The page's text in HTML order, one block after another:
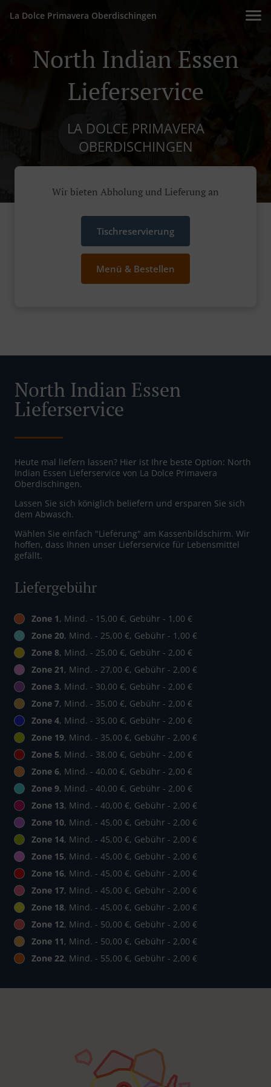
La Dolce Primavera Oberdischingen
North Indian Essen
Lieferservice
LA DOLCE PRIMAVERA
OBERDISCHINGEN
Wir bieten Abholung und Lieferung an
Tischreservierung
Menü & Bestellen
North Indian Essen
Lieferservice
Heute mal liefern lassen? Hier ist Ihre beste Option: North
Indian Essen Lieferservice von La Dolce Primavera
Oberdischingen.
Lassen Sie sich königlich beliefern und ersparen Sie sich
dem Abwasch.
Wählen Sie einfach "Lieferung" am Kassenbildschirm. Wir
hoffen, dass Ihnen unser Lieferservice für Lebensmittel
gefällt.
Liefergebühr
Zone 1, Mind. - 15,00 €, Gebühr - 1,00 €
Zone 20, Mind. - 25,00 €, Gebühr - 1,00 €
Zone 8, Mind. - 25,00 €, Gebühr - 2,00 €
Zone 21, Mind. - 27,00 €, Gebühr - 2,00 €
Zone 3, Mind. - 30,00 €, Gebühr - 2,00 €
Zone 7, Mind. - 35,00 €, Gebühr - 2,00 €
Zone 4, Mind. - 35,00 €, Gebühr - 2,00 €
Zone 19, Mind. - 35,00 €, Gebühr - 2,00 €
Zone 5, Mind. - 38,00 €, Gebühr - 2,00 €
Zone 6, Mind. - 40,00 €, Gebühr - 2,00 €
Zone 9, Mind. - 40,00 €, Gebühr - 2,00 €
Zone 13, Mind. - 40,00 €, Gebühr - 2,00 €
Zone 10, Mind. - 45,00 €, Gebühr - 2,00 €
Zone 14, Mind. - 45,00 €, Gebühr - 2,00 €
Zone 15, Mind. - 45,00 €, Gebühr - 2,00 €
Zone 16, Mind. - 45,00 €, Gebühr - 2,00 €
Zone 17, Mind. - 45,00 €, Gebühr - 2,00 €
Zone 18, Mind. - 45,00 €, Gebühr - 2,00 €
Zone 12, Mind. - 50,00 €, Gebühr - 2,00 €
Zone 11, Mind. - 50,00 €, Gebühr - 2,00 €
Zone 22, Mind. - 55,00 €, Gebühr - 2,00 €